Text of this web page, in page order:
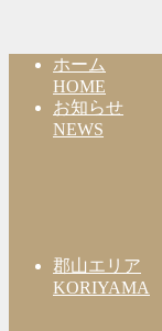
ホーム
HOME
お知らせ
NEWS
郡山エリア
KORIYAMA